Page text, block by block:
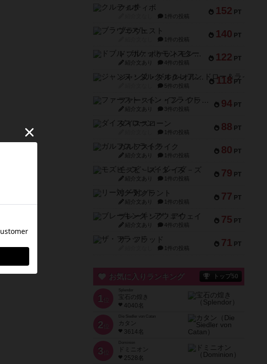
152 PT
クルティボ
1件の投稿
140 PT
ブラヴェスト
1件の投稿
122 PT
ドブル：ポケットモンスター
紹介文あり 4件の投稿
118 PT
ジャンヌ・ダルク-オルレアン ドロー＆ライト
5件の投稿
94 PT
ファースト・イン・フライト
紹介文あり 3件の投稿
88 PT
ダイススローン
1件の投稿
80 PT
ガルフストライク
紹介文あり 1件の投稿
79 PT
モズビ－ズ・レイダ－ズ
紹介文あり 1件の投稿
77 PT
リー対グラント
紹介文あり 1件の投稿
75 PT
ブレーキング・アウェイ
紹介文あり 4件の投稿
71 PT
ザ・フラッド
1件の投稿
お気に入りランキング トップ50
1 位
宝石の煌き
4040名
2 位
Die Siedler von Catan
カタン
3614名
3 位
ドミニオン
2528名